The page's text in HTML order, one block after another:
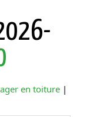
en toiture |